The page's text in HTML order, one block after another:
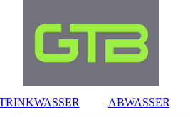
ABWASSER